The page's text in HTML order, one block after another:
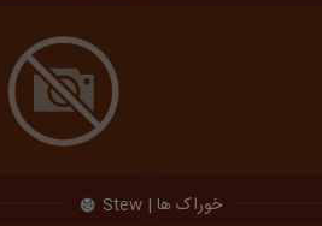
خوراک ها | Stew